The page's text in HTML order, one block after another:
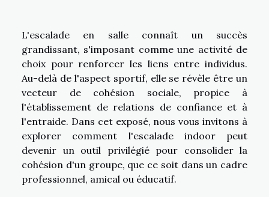
L'escalade en salle connaît un succès
grandissant, s'imposant comme une activité de
choix pour renforcer les liens entre individus.
Au-delà de l'aspect sportif, elle se révèle être un
vecteur de cohésion sociale, propice à
l'établissement de relations de confiance et à
l'entraide. Dans cet exposé, nous vous invitons à
explorer comment l'escalade indoor peut
devenir un outil privilégié pour consolider la
cohésion d'un groupe, que ce soit dans un cadre
professionnel, amical ou éducatif.